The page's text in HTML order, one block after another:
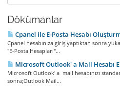
Dökümanlar
Cpanel ile E-Posta Hesabı
Cpanel hesabınıza giriş yaptıktan sonra
"E-Posta Hesapları"...
Microsoft Outlook' a Mail Hesabı
Microsoft Outlook' a mail hesabınızı
sonra;Outlook Mail...